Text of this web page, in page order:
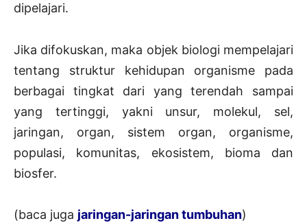
dipelajari.
Jika difokuskan, maka objek biologi mempelajari
tentang struktur kehidupan organisme pada
berbagai tingkat dari yang terendah sampai
yang tertinggi, yakni unsur, molekul, sel,
jaringan, organ, sistem organ, organisme,
populasi, komunitas, ekosistem, bioma dan
biosfer.
(baca juga jaringan-jaringan tumbuhan)